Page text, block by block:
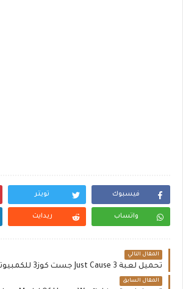
فيسبوك تويتر
واتساب ريدايت
المقال التالي
المقال السابق